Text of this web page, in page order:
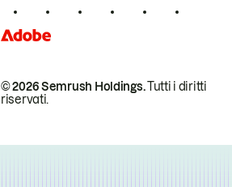
© 2026 Semrush Holdings.Tutti i diritti
riservati.